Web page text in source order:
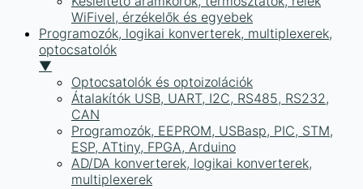
WiFivel, érzékelők és egyebek
Programozók, logikai konverterek, multiplexerek,
optocsatolók
▼
Optocsatolók és optoizolációk
Átalakítók USB, UART, I2C, RS485, RS232,
CAN
Programozók, EEPROM, USBasp, PIC, STM,
ESP, ATtiny, FPGA, Arduino
AD/DA konverterek, logikai konverterek,
multiplexerek